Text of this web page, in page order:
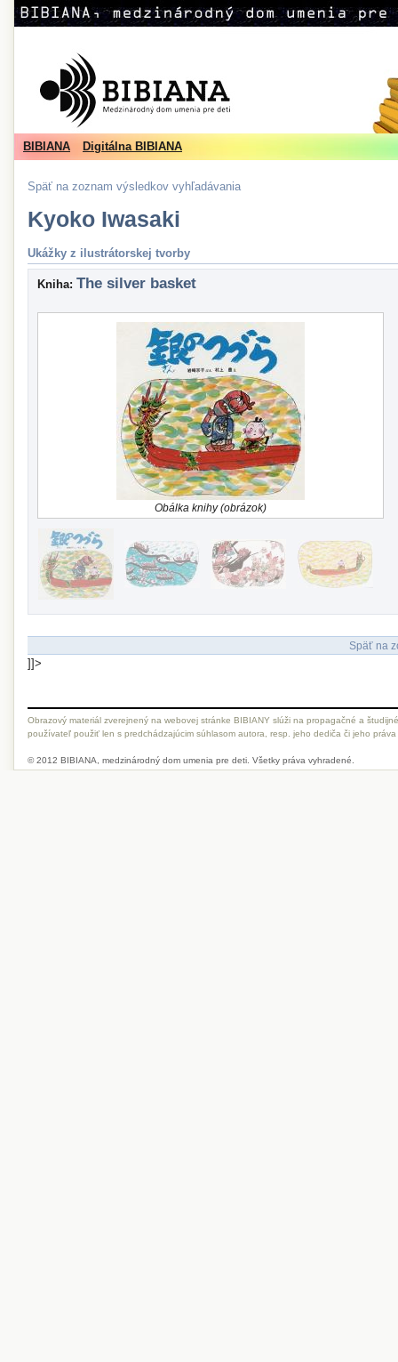
BIBIANA Digitálna BIBIANA
Späť na zoznam výsledkov vyhľadávania
Kyoko Iwasaki
Ukážky z ilustrátorskej tvorby
Kniha: The silver basket
Obálka knihy (obrázok)
Späť na
]]>
Obrazový materiál zverejnený na webovej stránke BIBIANY slúži na propagačné a
používateľ použiť len s predchádzajúcim súhlasom autora, resp. jeho dediča či jeho
© 2012 BIBIANA, medzinárodný dom umenia pre deti. Všetky práva vyhradené.